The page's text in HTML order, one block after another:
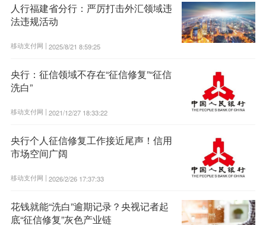
人行福建省分行：严厉打击外汇领域违
法违规活动
移动支付网 | 2025/8/21 8:59:25
央行：征信领域不存在“征信修复”“征信
洗白”
移动支付网 | 2021/12/27 18:33:22
央行个人征信修复工作接近尾声！信用
市场空间广阔
移动支付网 | 2026/2/26 17:37:33
花钱就能“洗白”逾期记录？央视记者起
底“征信修复”灰色产业链